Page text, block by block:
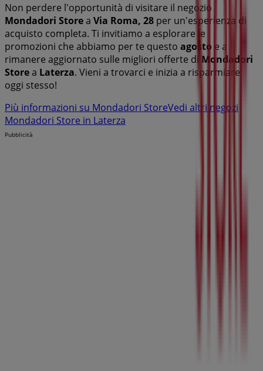
Non perdere l'opportunità di visitare il negozio
Mondadori Storea Via Roma, 28 per un'esperienza di
acquisto completa. Ti invitiamo a esplorare le
promozioni che abbiamo per te questo agosto e a
rimanere aggiornato sulle migliori offerte di Mondadori
Storea Laterza. Vieni a trovarci e inizia a risparmiare
oggi stesso!
Più informazioni su Mondadori StoreVedi altri negozi
Mondadori Store in Laterza
Pubblicità